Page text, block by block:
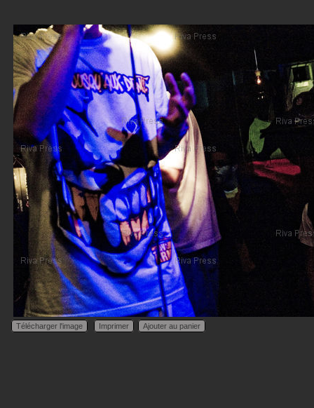
Télécharger l'image Imprimer Ajouter au panier